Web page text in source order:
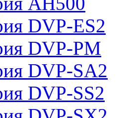
DVP-ES2
DVP-PM
DVP-SA2
DVP-SS2